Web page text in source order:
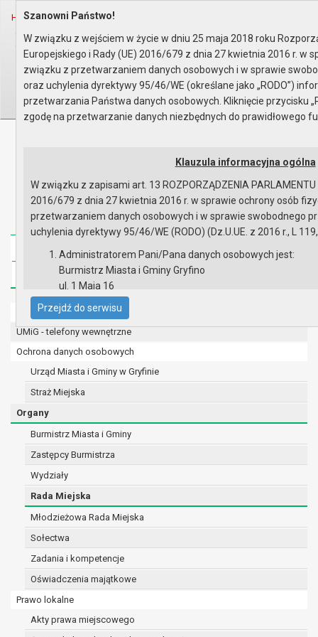
Home Organy Rada Miejska
Zapis wideo przebiegu sesji
Wyszukaj na stronie:
AAA
Urząd Miasta i Gminy w Gryfinie
Strona główna Mapa serwisu Aktualności
Redakcja Instrukcja korzystania
Strona główna
UMiG - telefony wewnętrzne
Ochrona danych osobowych
Urząd Miasta i Gminy w Gryfinie
Straż Miejska
Organy
Burmistrz Miasta i Gminy
Zastępcy Burmistrza
Wydziały
Rada Miejska
Młodzieżowa Rada Miejska
Sołectwa
Zadania i kompetencje
Oświadczenia majątkowe
Prawo lokalne
Akty prawa miejscowego
Szanowni Państwo!
W związku z wejściem w życie w dniu 25 maja 2018 roku
Europejskiego i Rady (UE) 2016/679 z dnia 27 kwietnia 2016 r. w
związku z przetwarzaniem danych osobowych i w sprawie
oraz uchylenia dyrektywy 95/46/WE (określane jako „RODO”)
przetwarzania Państwa danych osobowych. Kliknięcie przycisku
zgodę na przetwarzanie danych niezbędnych do prawidłowego
Klauzula informacyjna ogólna
W związku z zapisami art. 13 ROZPORZĄDZENIA PARLAMENTU
2016/679 z dnia 27 kwietnia 2016 r. w sprawie ochrony osób
przetwarzaniem danych osobowych i w sprawie swobodnego
uchylenia dyrektywy 95/46/WE (RODO) (Dz.U.UE. z 2016 r., L
Administratorem Pani/Pana danych osobowych jest:
Burmistrz Miasta i Gminy Gryfino
ul. 1 Maja 16
74 -100 Gryfino
telefon: 91 416 20 11
e-mail:burmistrz@gryfino.pl
Dane kontaktowe Inspektora Ochrony Danych:
e-mail:iod@gryfino.pl
Pani/Pana dane osobowe przetwarzane są zgodnie z
realizacji zadań wynikających z przepisów prawa,
8 marca 1990 r. o samorządzie gminnym (Dz.U. z
szeregu ustaw kompetencyjnych
zawarcia i realizacji umów;
ochrony żywotnych interesów osoby, której dane
wykonania zadania realizowanego w interesie
w pozostałych przypadkach dane osobowe
podstawie wcześniej udzielonej zgody w zakresie i
W związku z przetwarzaniem danych w celu wskazanym
być udostępniane innym upoważnionym odbiorcom lub
osobowych. Odbiorcami mogą być:
podmioty, które przetwarzają dane osobowe w
Przejdź do serwisu